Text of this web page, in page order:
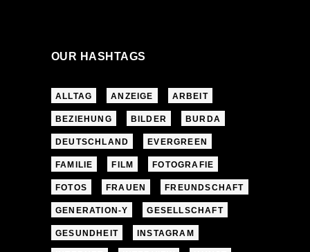
OUR HASHTAGS
ALLTAG ANZEIGE ARBEIT
BEZIEHUNG BILDER BURDA
DEUTSCHLAND EVERGREEN
FAMILIE FILM FOTOGRAFIE
FOTOS FRAUEN FREUNDSCHAFT
GENERATION-Y GESELLSCHAFT
GESUNDHEIT INSTAGRAM